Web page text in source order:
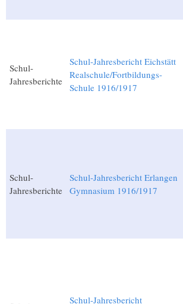
Schul-
Jahresberichte
Schul-Jahresbericht Eichstätt
Realschule/Fortbildungs-
Schule 1916/1917
Schul-
Jahresberichte
Schul-Jahresbericht Erlangen
Gymnasium 1916/1917
Schul-Jahresbericht